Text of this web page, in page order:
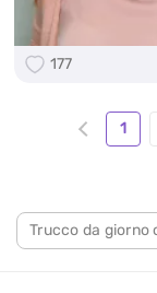
177
1
Trucco da giorno